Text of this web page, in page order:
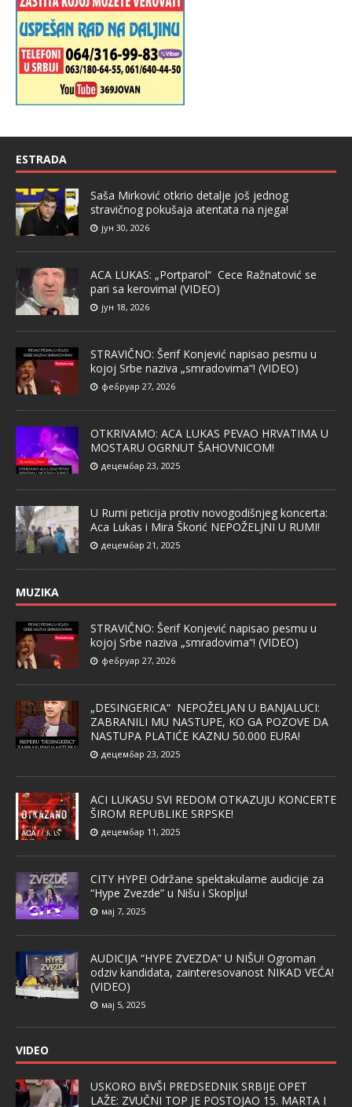
ESTRADA
Saša Mirković otkrio detalje još jednog
stravičnog pokušaja atentata na njega!
јун 30, 2026
ACA LUKAS: „Portparol“ Cece Ražnatović se
pari sa kerovima! (VIDEO)
јун 18, 2026
STRAVIČNO: Šerif Konjević napisao pesmu u
kojoj Srbe naziva „smradovima“! (VIDEO)
фебруар 27, 2026
OTKRIVAMO: ACA LUKAS PEVAO HRVATIMA U
MOSTARU OGRNUT ŠAHOVNICOM!
децембар 23, 2025
U Rumi peticija protiv novogodišnjeg koncerta:
Aca Lukas i Mira Škorić NEPOŽELJNI U RUMI!
децембар 21, 2025
MUZIKA
STRAVIČNO: Šerif Konjević napisao pesmu u
kojoj Srbe naziva „smradovima“! (VIDEO)
фебруар 27, 2026
„DESINGERICA“ NEPOŽELJAN U BANJALUCI:
ZABRANILI MU NASTUPE, KO GA POZOVE DA
NASTUPA PLATIĆE KAZNU 50.000 EURA!
децембар 23, 2025
ACI LUKASU SVI REDOM OTKAZUJU KONCERTE
ŠIROM REPUBLIKE SRPSKE!
децембар 11, 2025
CITY HYPE! Održane spektakularne audicije za
“Hype Zvezde” u Nišu i Skoplju!
мај 7, 2025
AUDICIJA “HYPE ZVEZDA” U NIŠU! Ogroman
odziv kandidata, zainteresovanost NIKAD VEĆA!
(VIDEO)
мај 5, 2025
VIDEO
USKORO BIVŠI PREDSEDNIK SRBIJE OPET
LAŽE: ZVUČNI TOP JE POSTOJAO 15. MARTA I